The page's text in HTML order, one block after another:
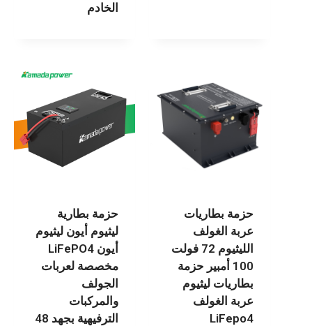
الخادم
حزمة بطاريات
عربة الغولف
الليثيوم 72 فولت
100 أمبير حزمة
بطاريات ليثيوم
عربة الغولف
LiFepo4
حزمة بطارية
ليثيوم أيون ليثيوم
أيون LiFePO4
مخصصة لعربات
الجولف
والمركبات
الترفيهية بجهد 48